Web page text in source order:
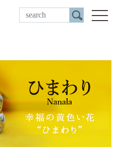
ご来店予約